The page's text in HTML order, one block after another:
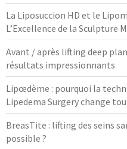
La Liposuccion HD et le
L’Excellence de la Sculpture
Avant / après lifting deep
résultats impressionnants
Lipœdème : pourquoi la
Lipedema Surgery change
BreasTite : lifting des seins
possible ?